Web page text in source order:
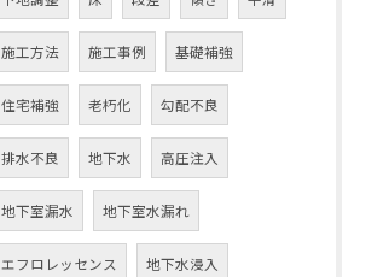
施工方法 施工事例 基礎補強
住宅補強 老朽化 勾配不良
排水不良 地下水 高圧注入
地下室漏水 地下室水漏れ
エフロレッセンス 地下水浸入